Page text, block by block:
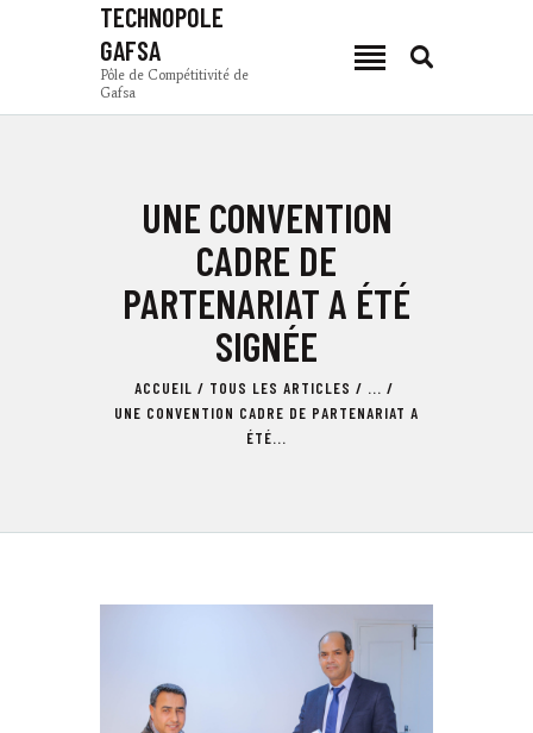
TECHNOPOLE
GAFSA
Pôle de Compétitivité de
Gafsa
UNE CONVENTION
CADRE DE
PARTENARIAT A ÉTÉ
SIGNÉE
ACCUEIL TOUS LES ARTICLES
...
UNE CONVENTION CADRE DE PARTENARIAT A
ÉTÉ...
TECHNOPOLE GAFSA
ACTUALITÉS
ZONES DE PRODUCTION
INVESTIR À GAFSA
COMPOSANTES
FR